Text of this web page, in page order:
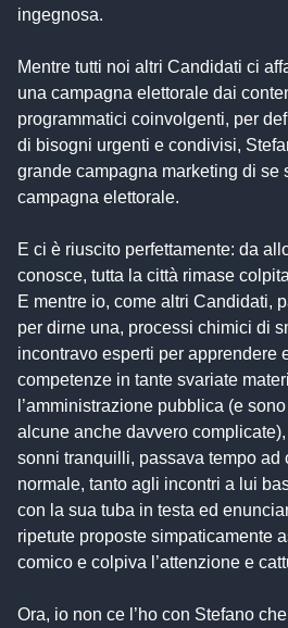
ingegnosa.
Mentre tutti noi altri Candidati ci
una campagna elettorale dai
programmatici coinvolgenti, per
di bisogni urgenti e condivisi,
grande campagna marketing di se
campagna elettorale.
E ci è riuscito perfettamente: da
conosce, tutta la città rimase
E mentre io, come altri Candidati,
per dirne una, processi chimici di
incontravo esperti per apprendere
competenze in tante svariate
l’amministrazione pubblica (e
alcune anche davvero
sonni tranquilli, passava tempo ad
normale, tanto agli incontri a lui
con la sua tuba in testa ed
ripetute proposte simpaticamente
comico e colpiva l’attenzione e
Ora, io non ce l’ho con Stefano